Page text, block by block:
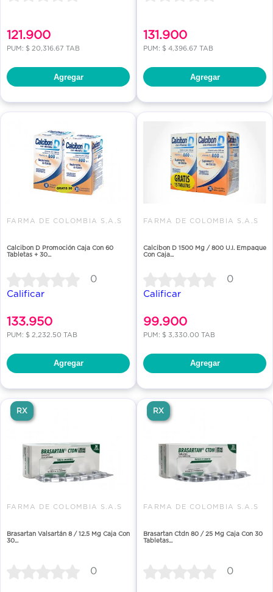
121.900
PUM: $ 20,316.67 TAB
Agregar
131.900
PUM: $ 4,396.67 TAB
Agregar
FARMA DE COLOMBIA S.A.S
Calcibon D Promoción Caja Con 60
Tabletas + 30...
0
Calificar
133.950
PUM: $ 2,232.50 TAB
Agregar
FARMA DE COLOMBIA S.A.S
Calcibon D 1500 Mg / 800 U.I. Empaque
Con Caja...
0
Calificar
99.900
PUM: $ 3,330.00 TAB
Agregar
FARMA DE COLOMBIA S.A.S
Brasartan Valsartán 8 / 12.5 Mg Caja Con
30...
0
RX
FARMA DE COLOMBIA S.A.S
Brasartan Ctdn 80 / 25 Mg Caja Con 30
Tabletas...
0
RX